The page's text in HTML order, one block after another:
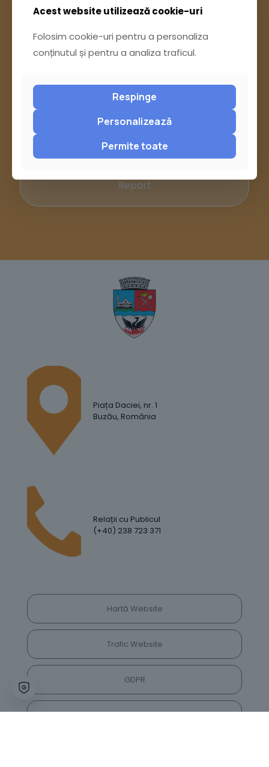
Ai întrebări? Accesează
Report
Piața Daciei, nr. 1
Buzău, România
Relații cu Publicul
(+40) 238 723 371
Hartă Website
Trafic Website
GDPR
Politica de Confidențialitate
Acest website utilizează cookie-uri
Folosim cookie-uri pentru a personaliza
conținutul și pentru a analiza traficul.
Respinge
Personalizează
Permite toate